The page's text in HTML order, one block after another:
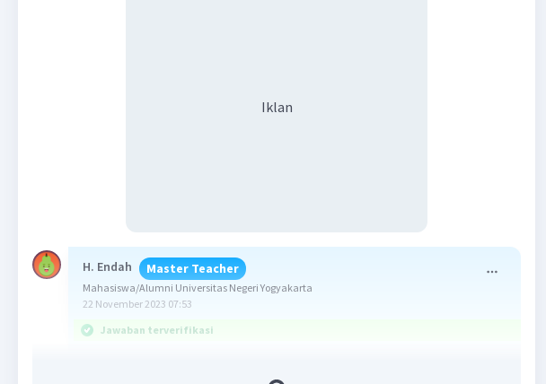
Iklan
H. Endah Master Teacher
Mahasiswa/Alumni Universitas Negeri Yogyakarta
22 November 2023 07:53
Jawaban terverifikasi